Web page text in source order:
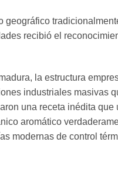
recibió el
la estructura
industriales masivas
una receta inédita
aromático
modernas de control